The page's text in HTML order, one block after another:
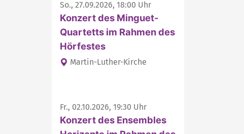
So., 27.09.2026, 18:00 Uhr
Konzert des Minguet-
Quartetts im Rahmen des
Hörfestes
Martin-Luther-Kirche
Fr., 02.10.2026, 19:30 Uhr
Konzert des Ensembles